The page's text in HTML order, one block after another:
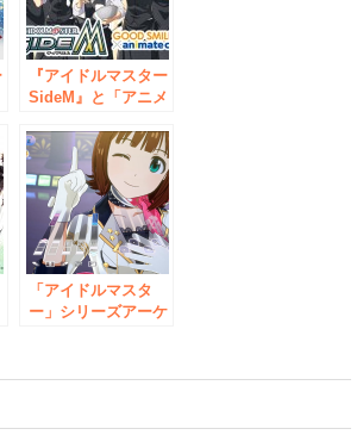
『アイドルマスター
SideM』と「アニメ
ボレーションカフェ
が開催決定！ 6月
30日～ グッドスマ
イル×アニメイトカ
フェ秋葉原にて開催
「アイドルマスタ
ー」シリーズアーケ
TOURS』ファース